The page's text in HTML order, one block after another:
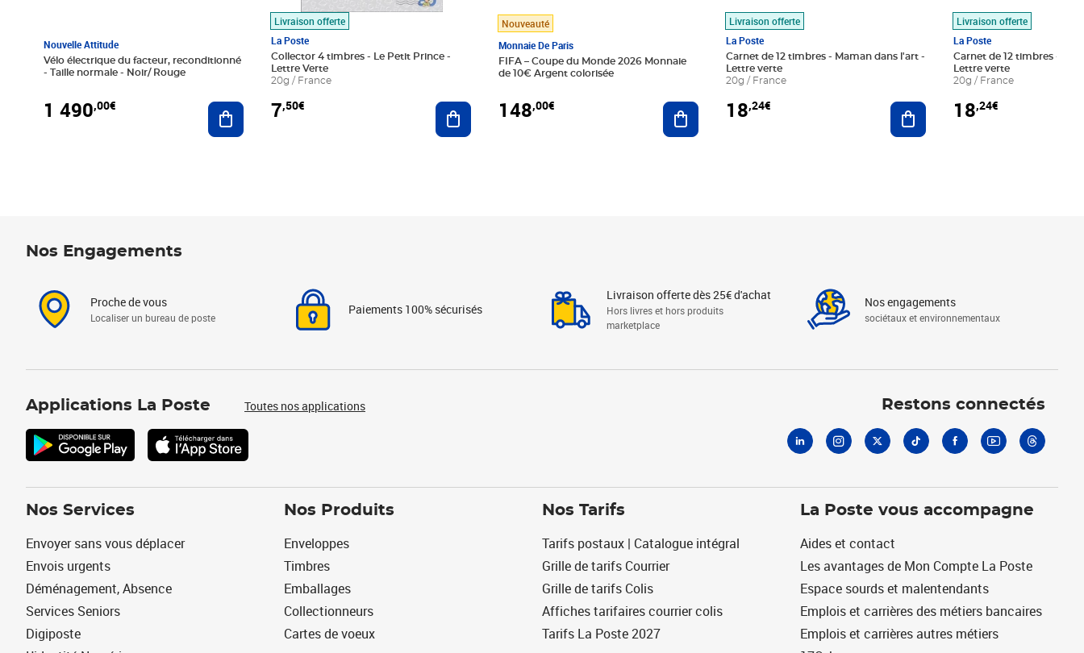
Nouvelle Attitude
Vélo électrique du facteur, reconditionné
- Taille normale - Noir/ Rouge
1 490,00€ Ajouter au panier
Livraison offerte
La Poste
Collector 4 timbres - Le Petit Prince -
Lettre Verte
20g / France
7,50€ Ajouter au panier
Nouveauté
Monnaie De Paris
FIFA – Coupe du Monde 2026 Monnaie
de 10€ Argent colorisée
148,00€ Ajouter au panier
Livraison offerte
La Poste
Carnet de 12 timbres - Maman dans l'art -
Lettre verte
20g / France
18,24€ Ajouter au panier
Livraison offerte
La Poste
Carnet de 12 timbres - Le
Lettre verte
20g / France
18,24€
Nos Engagements
Proche de vous
Localiser un bureau de poste
Paiements 100% sécurisés
Livraison offerte dès 25€ d'achat
Hors livres et hors produits
marketplace
Nos engagements
sociétaux et environnementaux
Applications La Poste Toutes nos applications Restons connectés
Nos Services
Envoyer sans vous déplacer
Envois urgents
Déménagement, Absence
Services Seniors
Digiposte
Nos Produits
Enveloppes
Timbres
Emballages
Collectionneurs
Cartes de voeux
Nos Tarifs
Tarifs postaux | Catalogue intégral
Grille de tarifs Courrier
Grille de tarifs Colis
Affiches tarifaires courrier colis
Tarifs La Poste 2027
La Poste vous accompagne
Aides et contact
Les avantages de Mon Compte La Poste
Espace sourds et malentendants
Emplois et carrières des métiers bancaires
Emplois et carrières autres métiers